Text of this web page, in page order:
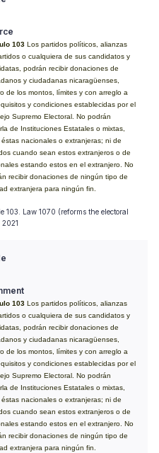
103 Los partidos políticos, alianzas
o cualquiera de sus candidatos y
podrán recibir donaciones de
y ciudadanas nicaragüenses,
de los montos, límites y con arreglo a
y condiciones establecidas por el
Supremo Electoral. No podrán
de Instituciones Estatales o mixtas,
nacionales o extranjeras; ni de
cuando sean estos extranjeros o de
estando estos en el extranjero. No
recibir donaciones de ningún tipo de
extranjera para ningún fin.
103. Law 1070 (reforms the electoral
103 Los partidos políticos, alianzas
o cualquiera de sus candidatos y
podrán recibir donaciones de
y ciudadanas nicaragüenses,
de los montos, límites y con arreglo a
y condiciones establecidas por el
Supremo Electoral. No podrán
de Instituciones Estatales o mixtas,
nacionales o extranjeras; ni de
cuando sean estos extranjeros o de
estando estos en el extranjero. No
recibir donaciones de ningún tipo de
extranjera para ningún fin.